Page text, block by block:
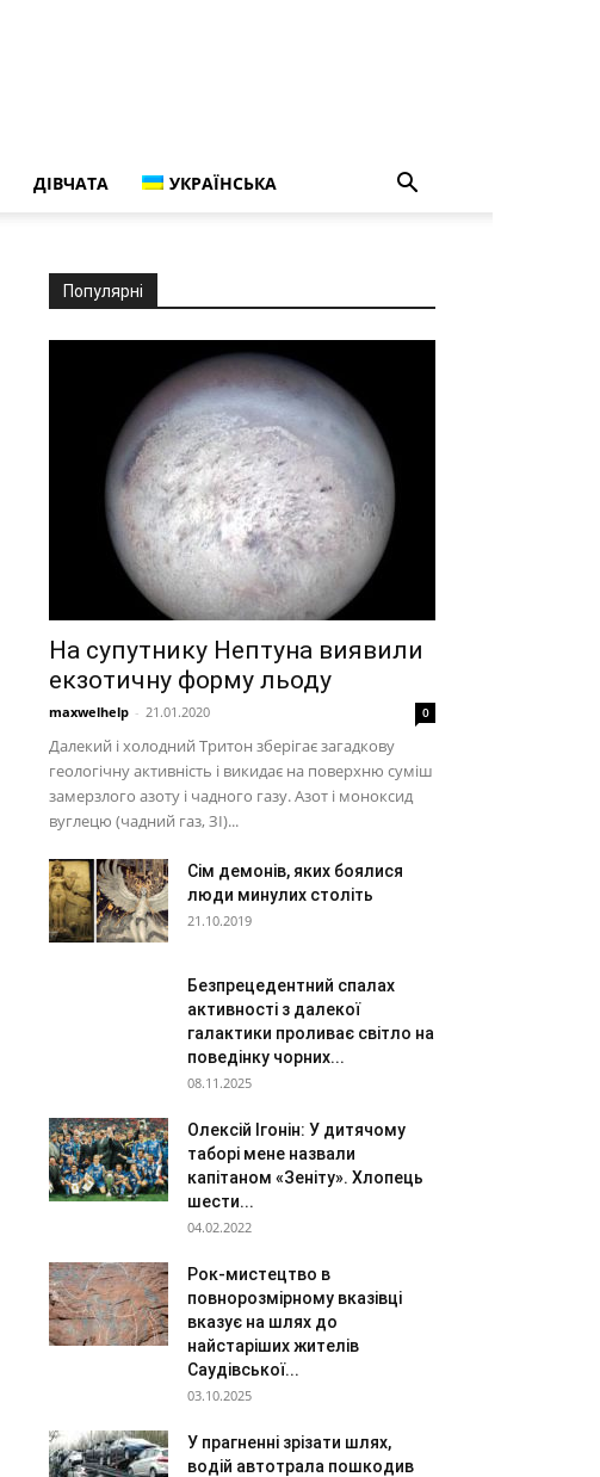
ДІВЧАТА УКРАЇНСЬКА
Популярні
На супутнику Нептуна виявили
екзотичну форму льоду
maxwelhelp - 21.01.2020 0
Далекий і холодний Тритон зберігає загадкову
геологічну активність і викидає на поверхню суміш
замерзлого азоту і чадного газу. Азот і моноксид
вуглецю (чадний газ, ЗІ)...
Сім демонів, яких боялися
люди минулих століть
21.10.2019
Безпрецедентний спалах
активності з далекої
галактики проливає світло на
поведінку чорних...
08.11.2025
Олексій Ігонін: У дитячому
таборі мене назвали
капітаном «Зеніту». Хлопець
шести...
04.02.2022
Рок-мистецтво в
повнорозмірному вказівці
вказує на шлях до
найстаріших жителів
Саудівської...
03.10.2025
У прагненні зрізати шлях,
водій автотрала пошкодив